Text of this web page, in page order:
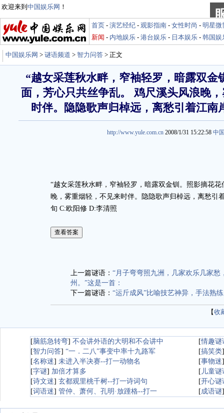
欢迎来到 中国娱乐网 ！
首页 - 演艺经纪 - 观影指南 - 女性时尚 - 明星微
新闻 - 内地娱乐 - 港台娱乐 - 日本娱乐 - 韩国娱
中国娱乐网 > 谜语频道 > 智力问答 > 正文
“越女采莲秋水畔，窄袖轻罗，暗露双金
面，芳心只共丝争乱。 鸡尺溪头风浪晚
时伴。隐隐歌声归棹远，离愁引着江南
http://www.yule.com.cn 2008/1/31 15:22:58 中
“越女采莲秋水畔，窄袖轻罗，暗露双金钏。照影摘花
晚，雾重烟轻，不见来时伴。隐隐歌声归棹远，离愁引
旬 C:欧阳修 D:李清照
上一篇谜语： “月子弯弯照九洲，几家欢乐几家
州。”这是一首：
下一篇谜语： “运斤成风”比喻技艺神异，手法熟
【收
[脑筋急转弯] 不会讲外语的大明和不会讲中 [情趣谜
[智力问答] “一．二八”事变中率十九路军 [搞笑类
[名称迷] 未进入半决赛--打一动物名 [事物迷
[字谜] 加倍才算多 [ 儿童谜
[诗文迷] 玄都观里桃千树--打一诗词句 [开心谜
[词语迷] 管仲、萧何、孔明·放踵格--打一 [成语谜